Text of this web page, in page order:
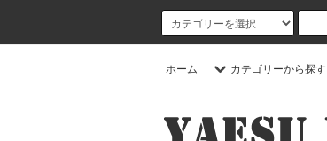
ホーム カテゴリーから探す